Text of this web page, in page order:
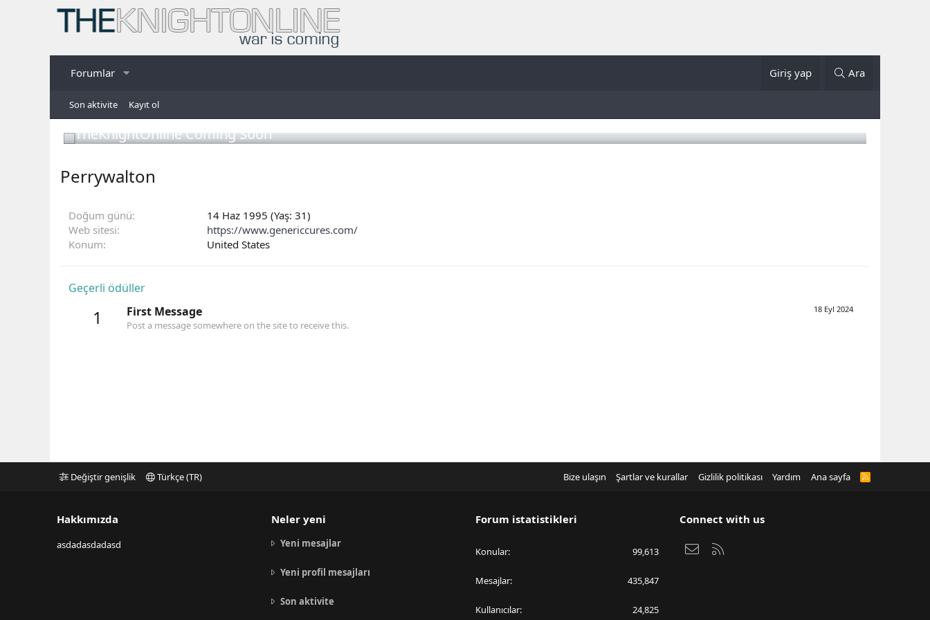
Forumlar Giriş yap Ara
Son aktivite Kayıt ol
TheKnightOnline Coming Soon
Perrywalton
Doğum günü
14 Haz 1995 (Yaş: 31)
Web sitesi
https://www.genericcures.com/
Konum
United States
Geçerli ödüller
1 18 Eyl 2024
First Message
Post a message somewhere on the site to receive this.
Değiştir genişlik Türkçe (TR) Bize ulaşın Şartlar ve kurallar Gizlilik politikası Yardım Ana sayfa
R
Hakkımızda
asdadasdadasd
Neler yeni
Yeni mesajlar
Yeni profil mesajları
Son aktivite
Forum istatistikleri
Konular 99,613
Mesajlar 435,847
Kullanıcılar 24,825
Connect with us
Bize ulaşın